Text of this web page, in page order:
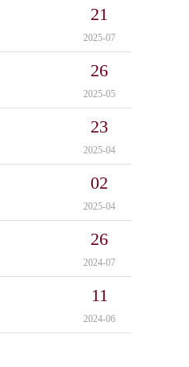
21
2025-07
26
2025-05
23
2025-04
02
2025-04
26
2024-07
11
2024-06